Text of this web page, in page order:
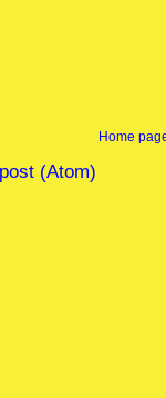
Home
(Atom)